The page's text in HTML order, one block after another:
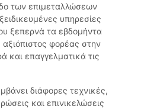
των επιμεταλλώσεων
υπηρεσίες
ξεπερνά τα εβδομήντα
φορέας στην
και επαγγελματικά τις
διάφορες τεχνικές,
και επινικελώσεις